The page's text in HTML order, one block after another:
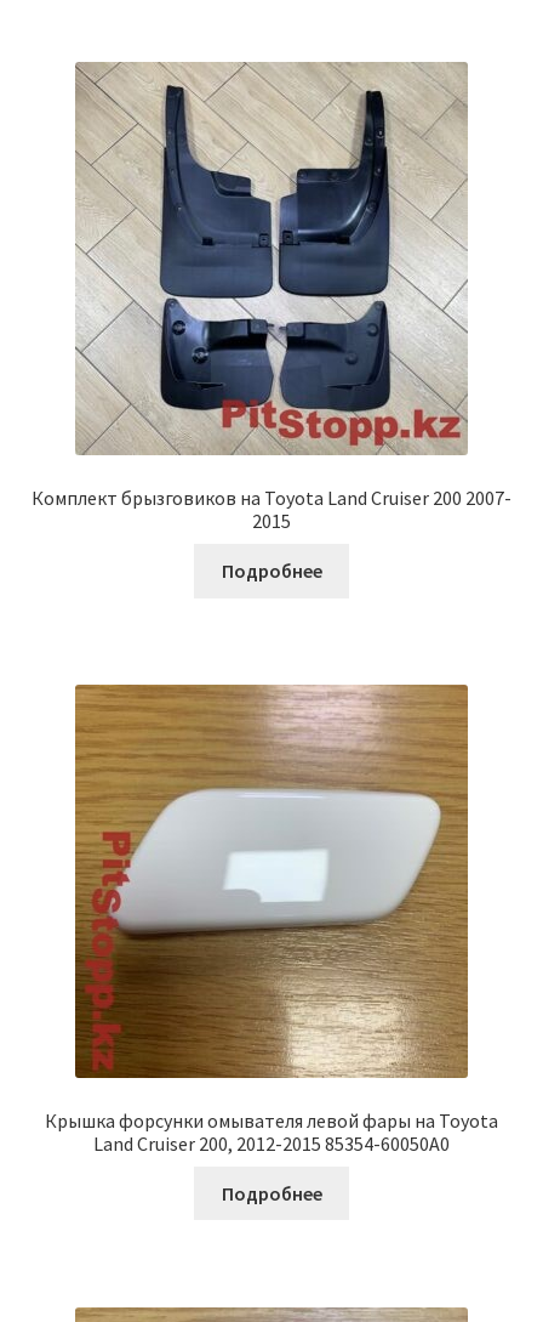
Комплект брызговиков на Toyota Land Cruiser 200 2007-
2015
Подробнее
Крышка форсунки омывателя левой фары на Toyota
Land Cruiser 200, 2012-2015 85354-60050A0
Подробнее